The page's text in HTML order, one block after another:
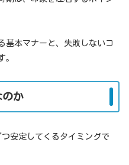
基本マナーと、失敗しないコ
。
のか
安定してくるタイミングで